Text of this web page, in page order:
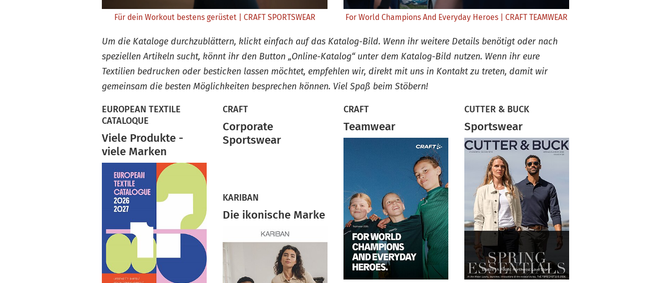
Für dein Workout bestens gerüstet | CRAFT SPORTSWEAR For World Champions And Everyday Heroes | CRAFT TEAMWEAR
Um die Kataloge durchzublättern, klickt einfach auf das Katalog-Bild. Wenn ihr weitere Details benötigt oder nach
speziellen Artikeln sucht, könnt ihr den Button „Online-Katalog“ unter dem Katalog-Bild nutzen. Wenn ihr eure
Textilien bedrucken oder besticken lassen möchtet, empfehlen wir, direkt mit uns in Kontakt zu treten, damit wir
gemeinsam die besten Möglichkeiten besprechen können. Viel Spaß beim Stöbern!
EUROPEAN TEXTILE
CATALOQUE
Viele Produkte -
viele Marken
CRAFT
Corporate
Sportswear
KARIBAN
Die ikonische Marke
CRAFT
Teamwear
CUTTER & BUCK
Sportswear